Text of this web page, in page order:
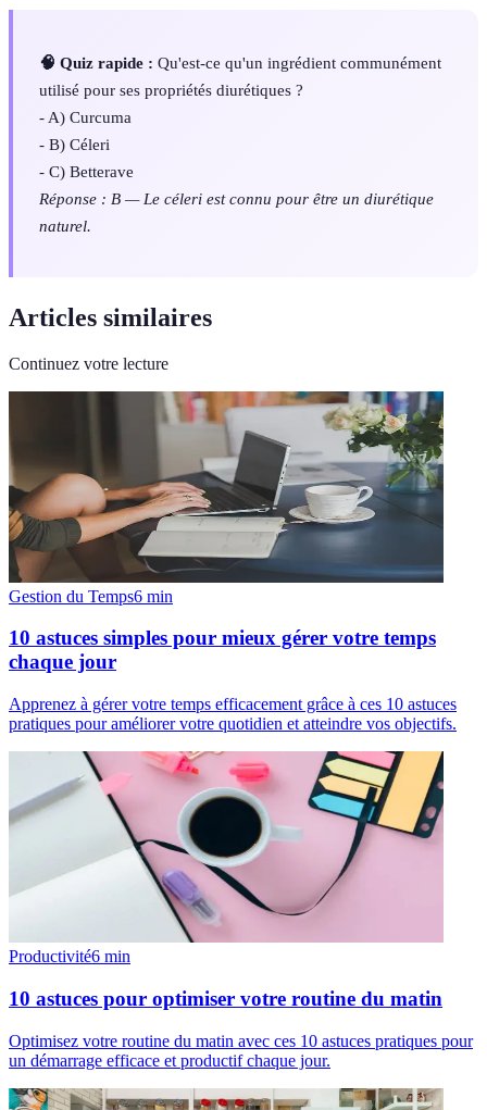
🧠 Quiz rapide : Qu'est-ce qu'un ingrédient communément
utilisé pour ses propriétés diurétiques ?
- A) Curcuma
- B) Céleri
- C) Betterave
Réponse : B — Le céleri est connu pour être un diurétique
naturel.
Articles similaires
Continuez votre lecture
Gestion du Temps6 min
10 astuces simples pour mieux gérer votre temps
chaque jour
Apprenez à gérer votre temps efficacement grâce à ces 10 astuces
pratiques pour améliorer votre quotidien et atteindre vos objectifs.
Productivité6 min
10 astuces pour optimiser votre routine du matin
Optimisez votre routine du matin avec ces 10 astuces pratiques pour
un démarrage efficace et productif chaque jour.